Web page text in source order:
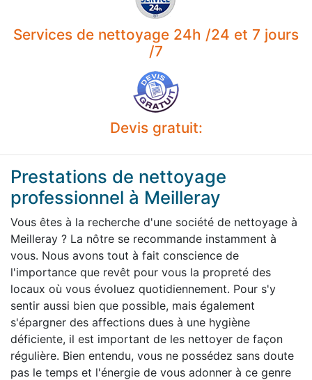
Services de nettoyage 24h /24 et 7 jours
/7
Devis gratuit:
Prestations de nettoyage
professionnel à Meilleray
Vous êtes à la recherche d'une société de nettoyage à
Meilleray ? La nôtre se recommande instamment à
vous. Nous avons tout à fait conscience de
l'importance que revêt pour vous la propreté des
locaux où vous évoluez quotidiennement. Pour s'y
sentir aussi bien que possible, mais également
s'épargner des affections dues à une hygiène
déficiente, il est important de les nettoyer de façon
régulière. Bien entendu, vous ne possédez sans doute
pas le temps et l'énergie de vous adonner à ce genre